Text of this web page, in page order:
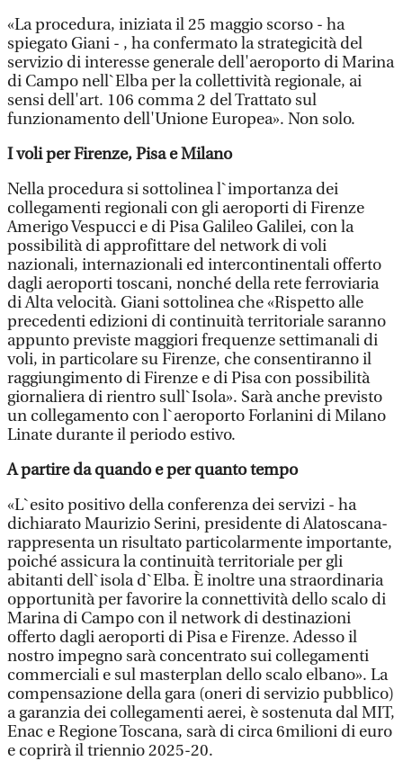
«La procedura, iniziata il 25 maggio scorso - ha
spiegato Giani - , ha confermato la strategicità del
servizio di interesse generale dell'aeroporto di Marina
di Campo nell`Elba per la collettività regionale, ai
sensi dell'art. 106 comma 2 del Trattato sul
funzionamento dell'Unione Europea». Non solo.
I voli per Firenze, Pisa e Milano
Nella procedura si sottolinea l`importanza dei
collegamenti regionali con gli aeroporti di Firenze
Amerigo Vespucci e di Pisa Galileo Galilei, con la
possibilità di approfittare del network di voli
nazionali, internazionali ed intercontinentali offerto
dagli aeroporti toscani, nonché della rete ferroviaria
di Alta velocità. Giani sottolinea che «Rispetto alle
precedenti edizioni di continuità territoriale saranno
appunto previste maggiori frequenze settimanali di
voli, in particolare su Firenze, che consentiranno il
raggiungimento di Firenze e di Pisa con possibilità
giornaliera di rientro sull`Isola». Sarà anche previsto
un collegamento con l`aeroporto Forlanini di Milano
Linate durante il periodo estivo.
A partire da quando e per quanto tempo
«L`esito positivo della conferenza dei servizi - ha
dichiarato Maurizio Serini, presidente di Alatoscana-
rappresenta un risultato particolarmente importante,
poiché assicura la continuità territoriale per gli
abitanti dell`isola d`Elba. È inoltre una straordinaria
opportunità per favorire la connettività dello scalo di
Marina di Campo con il network di destinazioni
offerto dagli aeroporti di Pisa e Firenze. Adesso il
nostro impegno sarà concentrato sui collegamenti
commerciali e sul masterplan dello scalo elbano». La
compensazione della gara (oneri di servizio pubblico)
a garanzia dei collegamenti aerei, è sostenuta dal MIT,
Enac e Regione Toscana, sarà di circa 6milioni di euro
e coprirà il triennio 2025-20.